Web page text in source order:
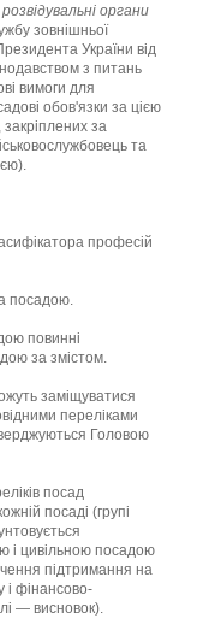
органи
зовнішньої
України від
з питань
вимоги для
обов'язки за цією
за
та
професій
посадою.
повинні
за змістом.
заміщуватися
переліками
Головою
посад
посаді (групі
і цивільною посадою
підтримання на
і фінансово-
— висновок).